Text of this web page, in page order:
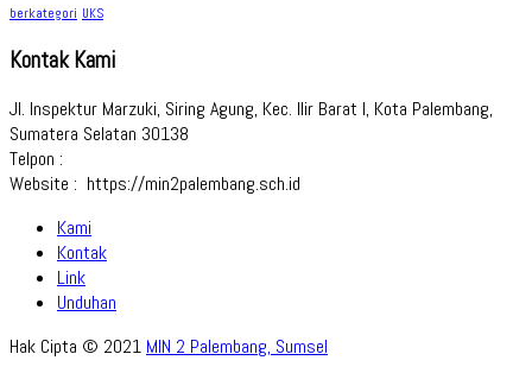
berkategori UKS
Kontak Kami
Jl. Inspektur Marzuki, Siring Agung, Kec. Ilir Barat I, Kota Palembang,
Sumatera Selatan 30138
Telpon :
Website : https://min2palembang.sch.id
Kami
Kontak
Link
Unduhan
Hak Cipta © 2021 MIN 2 Palembang, Sumsel